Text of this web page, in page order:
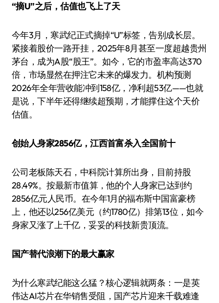
“摘U”之后，估值也飞上了天
今年3月，寒武纪正式摘掉“U”标签，告别成长层。
紧接着股价一路开挂，2025年8月甚至一度超越贵州
茅台，成为A股“股王”。如今，它的市盈率高达370
倍，市场显然在押注它未来的爆发力。机构预测
2026年全年营收能冲到158亿，净利超53亿——也就
是说，下半年还得继续超预期，才能撑住这个天价
估值。
创始人身家2856亿，江西首富杀入全国前十
公司老板陈天石，中科院计算所出身，目前持股
28.49%。按最新市值算，他的个人身家已达到约
2856亿元人民币。在今年1月的福布斯中国富豪榜
上，他还以256亿美元（约1780亿）排第13位，如今
身家又涨了上千亿，妥妥的科技新贵顶流。
国产替代浪潮下的最大赢家
为什么寒武纪能这么猛？核心逻辑就两条：一是英
伟达AI芯片在华销售受阻，国产芯片迎来千载难逢